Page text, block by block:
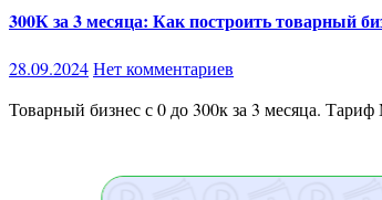
300К за 3 месяца: Как построить товарный
28.09.2024Нет комментариев
Товарный бизнес с 0 до 300к за 3 месяца.